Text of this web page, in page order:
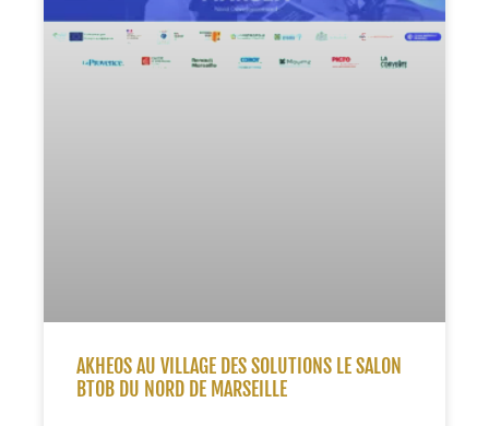
AKHEOS AU VILLAGE DES SOLUTIONS LE SALON
BTOB DU NORD DE MARSEILLE